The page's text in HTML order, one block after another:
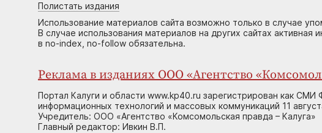
Полистать издания
Использование материалов сайта возможно только в случае
В случае использования материалов на других сайтах
в no-index, no-follow обязательна.
Реклама в изданиях ООО «Агентство
Портал Калуги и области www.kp40.ru зарегистрирован как
информационных технологий и массовых коммуникаций 11
Учредитель: ООО «Агентство «Комсомольская правда – Калуга»
Главный редактор: Ивкин В.П.